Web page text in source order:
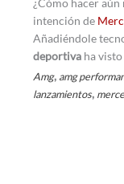
intención de
Añadiéndole
deportiva ha
Amg, amg
lanzamientos,